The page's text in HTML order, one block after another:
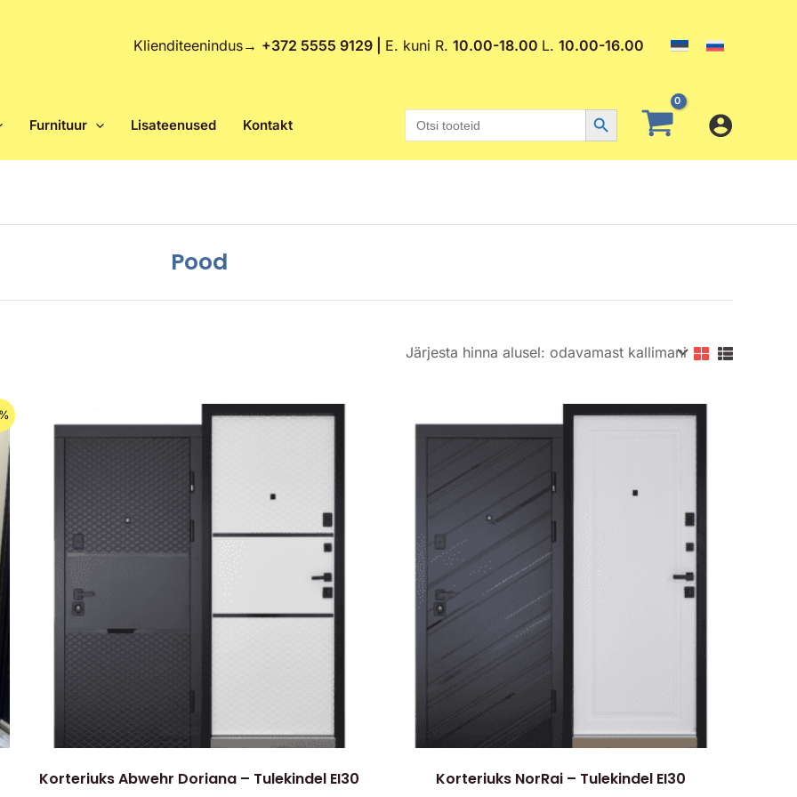
Klienditeenindus→ +372 5555 9129 | E. kuni R. 10.00-18.00 L. 10.00-16.00
Furnituur Lisateenused Kontakt
Search
for:
Search Button
Pood
Korteriuks Abwehr Doriana – Tulekindel EI30 Korteriuks NorRai – Tulekindel EI30